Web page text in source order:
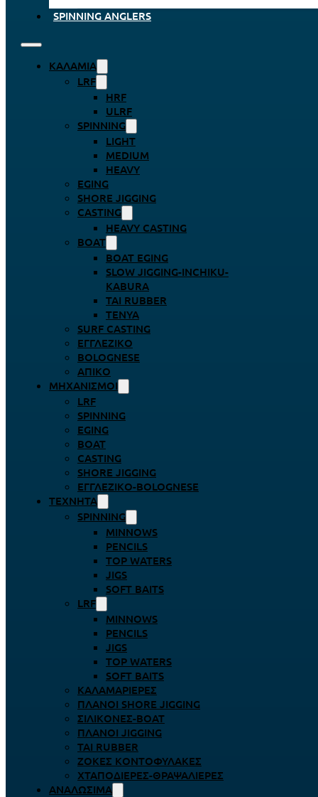
SPINNING ANGLERS
ΚΑΛΆΜΙΑ
LRF
HRF
ULRF
SPINNING
LIGHT
MEDIUM
HEAVY
EGING
SHORE JIGGING
CASTING
HEAVY CASTING
BOAT
BOAT EGING
SLOW JIGGING-INCHIKU-
KABURA
TAI RUBBER
TENYA
SURF CASTING
ΕΓΓΛΈΖΙΚΟ
BOLOGNESE
ΑΠΊΚΟ
ΜΗΧΑΝΙΣΜΟΊ
LRF
SPINNING
EGING
BOAT
CASTING
SHORE JIGGING
ΕΓΓΛΈΖΙΚΟ-BOLOGNESE
ΤΕΧΝΗΤΆ
SPINNING
MINNOWS
PENCILS
TOP WATERS
JIGS
SOFT BAITS
LRF
MINNOWS
PENCILS
JIGS
TOP WATERS
SOFT BAITS
ΚΑΛΑΜΑΡΙΈΡΕΣ
ΠΛΆΝΟΙ SHORE JIGGING
ΣΙΛΙΚΌΝΕΣ-BOAT
ΠΛΆΝΟΙ JIGGING
TAI RUBBER
ΖΌΚΕΣ ΚΟΝΤΟΦΎΛΑΚΕΣ
ΧΤΑΠΟΔΙΈΡΕΣ-ΘΡΑΨΑΛΙΈΡΕΣ
ΑΝΑΛΏΣΙΜΑ